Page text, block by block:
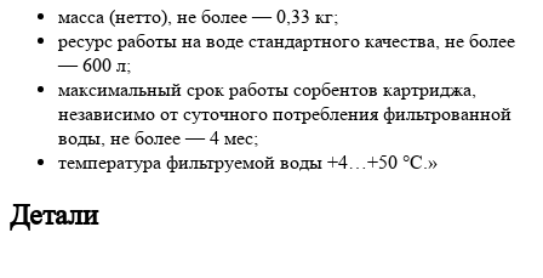
масса (нетто), не более — 0,33 кг;
ресурс работы на воде стандартного качества, не более
— 600 л;
максимальный срок работы сорбентов картриджа,
независимо от суточного потребления фильтрованной
воды, не более — 4 мес;
температура фильтруемой воды +4…+50 °С.»
Детали